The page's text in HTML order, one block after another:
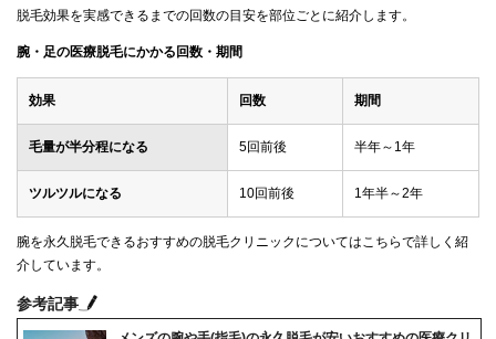
脱毛効果を実感できるまでの回数の目安を部位ごとに紹介します。
腕・足の医療脱毛にかかる回数・期間
効果 回数 期間
毛量が半分程になる 5回前後 半年～1年
ツルツルになる 10回前後 1年半～2年
腕を永久脱毛できるおすすめの脱毛クリニックについてはこちらで詳しく紹
介しています。
参考記事